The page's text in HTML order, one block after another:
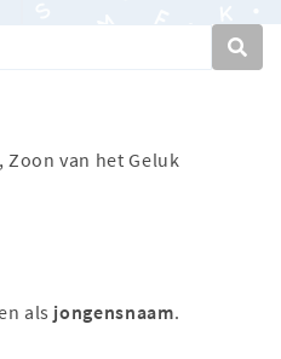
Zoon van het Geluk
als jongensnaam.